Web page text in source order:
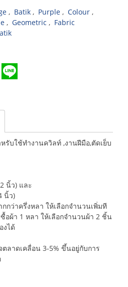
, Batik , Purple , Colour ,
, Geometric , Fabric
รับใช้ทำงานควิลท์ ,งานฝีมือ,ตัดเย็บ
นิ้ว) และ
นิ้ว)
กว่าครึ่งหลา ให้เลือกจำนวนเพิ่มที
อผ้า 1 หลา ให้เลือกจำนวนผ้า 2 ชิ้น
งได้
ลาดเคลื่อน 3-5% ขึ้นอยู่กับการ